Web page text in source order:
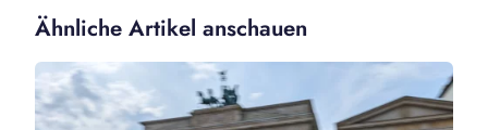
Ähnliche Artikel anschauen